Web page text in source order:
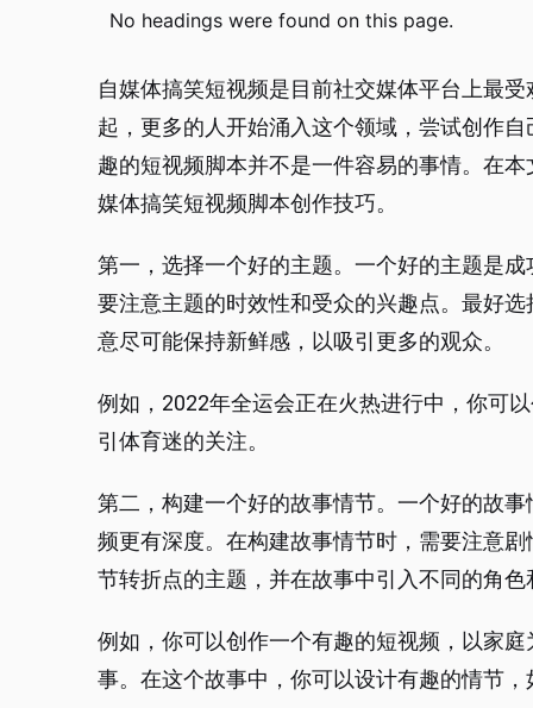
No headings were found on this page.
自媒体搞笑短视频是目前社交媒体平台上最
起，更多的人开始涌入这个领域，尝试创作
趣的短视频脚本并不是一件容易的事情。在
媒体搞笑短视频脚本创作技巧。
第一，选择一个好的主题。一个好的主题是
要注意主题的时效性和受众的兴趣点。最好
意尽可能保持新鲜感，以吸引更多的观众。
例如，2022年全运会正在火热进行中，你可
引体育迷的关注。
第二，构建一个好的故事情节。一个好的故
频更有深度。在构建故事情节时，需要注意
节转折点的主题，并在故事中引入不同的角色
例如，你可以创作一个有趣的短视频，以家
事。在这个故事中，你可以设计有趣的情节